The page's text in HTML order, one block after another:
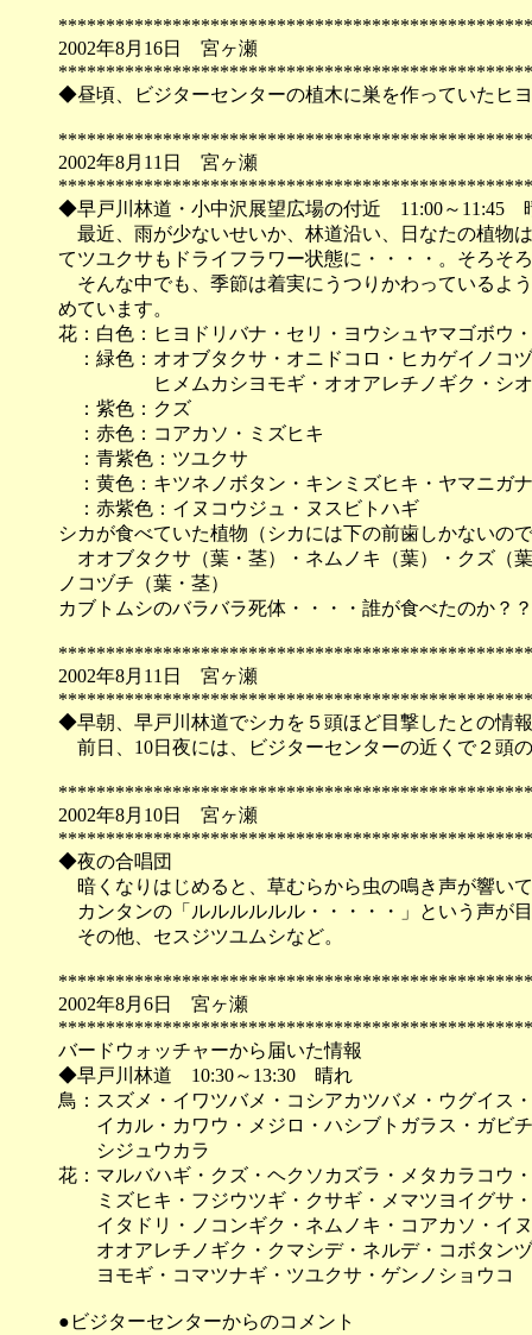
2002年8月16日 宮ヶ瀬
◆昼頃、ビジターセンターの植木に巣を作っていたヒ
2002年8月11日 宮ヶ瀬
◆早戸川林道・小中沢展望広場の付近 11:00～11:45
最近、雨が少ないせいか、林道沿い、日なたの植物
てツユクサもドライフラワー状態に・・・・。そろそ
そんな中でも、季節は着実にうつりかわっているよ
めています。
花：白色：ヒヨドリバナ・セリ・ヨウシュヤマゴボウ
：緑色：オオブタクサ・オニドコロ・ヒカゲイノコ
ヒメムカシヨモギ・オオアレチノギク・シ
：紫色：クズ
：赤色：コアカソ・ミズヒキ
：青紫色：ツユクサ
：黄色：キツネノボタン・キンミズヒキ・ヤマニガ
：赤紫色：イヌコウジュ・ヌスビトハギ
シカが食べていた植物（シカには下の前歯しかないの
オオブタクサ（葉・茎）・ネムノキ（葉）・クズ
ノコヅチ（葉・茎）
カブトムシのバラバラ死体・・・・誰が食べたのか？
2002年8月11日 宮ヶ瀬
◆早朝、早戸川林道でシカを５頭ほど目撃したとの情
前日、10日夜には、ビジターセンターの近くで２頭
2002年8月10日 宮ヶ瀬
◆夜の合唱団
暗くなりはじめると、草むらから虫の鳴き声が響い
カンタンの「ルルルルルル・・・・・」という声が
その他、セスジツユムシなど。
2002年8月6日 宮ヶ瀬
バードウォッチャーから届いた情報
◆早戸川林道 10:30～13:30 晴れ
鳥：スズメ・イワツバメ・コシアカツバメ・ウグイス
イカル・カワウ・メジロ・ハシブトガラス・ガビ
シジュウカラ
花：マルバハギ・クズ・ヘクソカズラ・メタカラコウ
ミズヒキ・フジウツギ・クサギ・メマツヨイグサ
イタドリ・ノコンギク・ネムノキ・コアカソ・イ
オオアレチノギク・クマシデ・ネルデ・コボタン
ヨモギ・コマツナギ・ツユクサ・ゲンノショウコ
●ビジターセンターからのコメント